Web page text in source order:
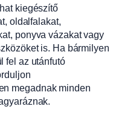
kiegészítő
oldalfalakat,
ponyva vázakat vagy
is. Ha bármilyen
fel az utánfutó
megadnak minden